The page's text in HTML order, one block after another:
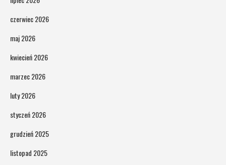
czerwiec 2026
maj 2026
kwiecień 2026
marzec 2026
luty 2026
styczeń 2026
grudzień 2025
listopad 2025